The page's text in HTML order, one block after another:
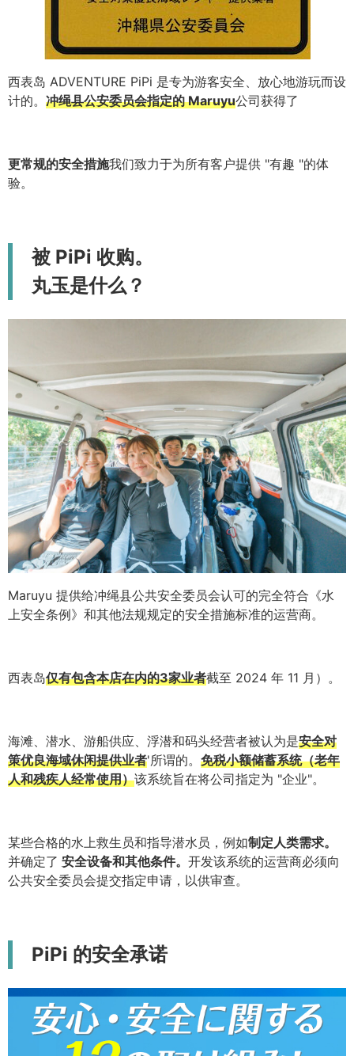
西表岛 ADVENTURE PiPi 是专为游客安全、放心地游玩而设
计的。 冲绳县公安委员会指定的 Maruyu公司获得了
更常规的安全措施我们致力于为所有客户提供 "有趣 "的体
验。
被 PiPi 收购。
丸玉是什么？
Maruyu 提供给冲绳县公共安全委员会认可的完全符合《水
上安全条例》和其他法规规定的安全措施标准的运营商。
西表岛仅有包含本店在内的3家业者截至 2024 年 11 月）。
海滩、潜水、游船供应、浮潜和码头经营者被认为是安全对
策优良海域休闲提供业者'所谓的。 免税小额储蓄系统（老年
人和残疾人经常使用）该系统旨在将公司指定为 "企业"。
某些合格的水上救生员和指导潜水员，例如制定人类需求。
并确定了 安全设备和其他条件。 开发该系统的运营商必须向
公共安全委员会提交指定申请，以供审查。
PiPi 的安全承诺